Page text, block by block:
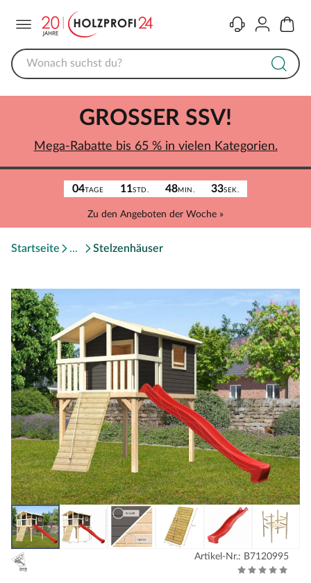
KontaktKonto
04TAGE 11STD. 48MIN. 33SEK.
Zu den Angeboten der Woche »
GROSSER SSV!
Mega-Rabatte bis 65 % in vielen Kategorien.
Startseite Stelzenhäuser
Artikel-Nr.: B7120995